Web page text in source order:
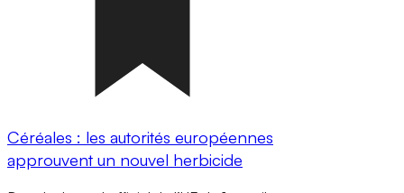
Céréales : les autorités européennes
approuvent un nouvel herbicide